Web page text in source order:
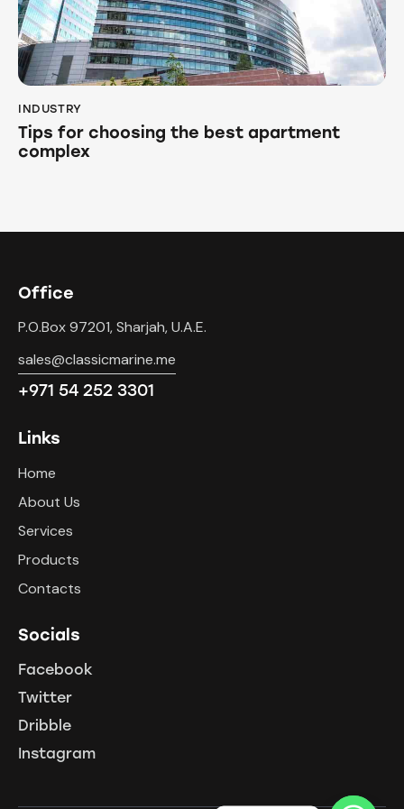
INDUSTRY
Tips for choosing the best apartment
complex
Office
P.O.Box 97201, Sharjah, U.A.E.
sales@classicmarine.me
+971 54 252 3301
Links
Home
About Us
Services
Products
Contacts
Socials
Facebook
Twitter
Dribble
Instagram